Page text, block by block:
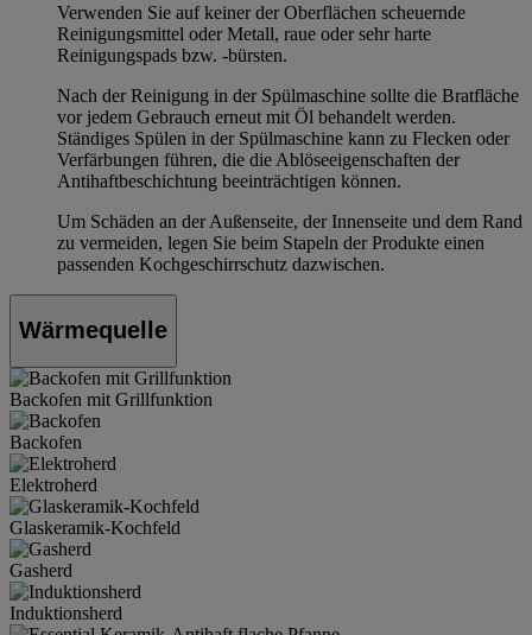
Verwenden Sie auf keiner der Oberflächen scheuernde
Reinigungsmittel oder Metall, raue oder sehr harte
Reinigungspads bzw. -bürsten.
Nach der Reinigung in der Spülmaschine sollte die Bratfläche
vor jedem Gebrauch erneut mit Öl behandelt werden.
Ständiges Spülen in der Spülmaschine kann zu Flecken oder
Verfärbungen führen, die die Ablöseeigenschaften der
Antihaftbeschichtung beeinträchtigen können.
Um Schäden an der Außenseite, der Innenseite und dem Rand
zu vermeiden, legen Sie beim Stapeln der Produkte einen
passenden Kochgeschirrschutz dazwischen.
Wärmequelle
Backofen mit Grillfunktion
Backofen
Elektroherd
Glaskeramik-Kochfeld
Gasherd
Induktionsherd